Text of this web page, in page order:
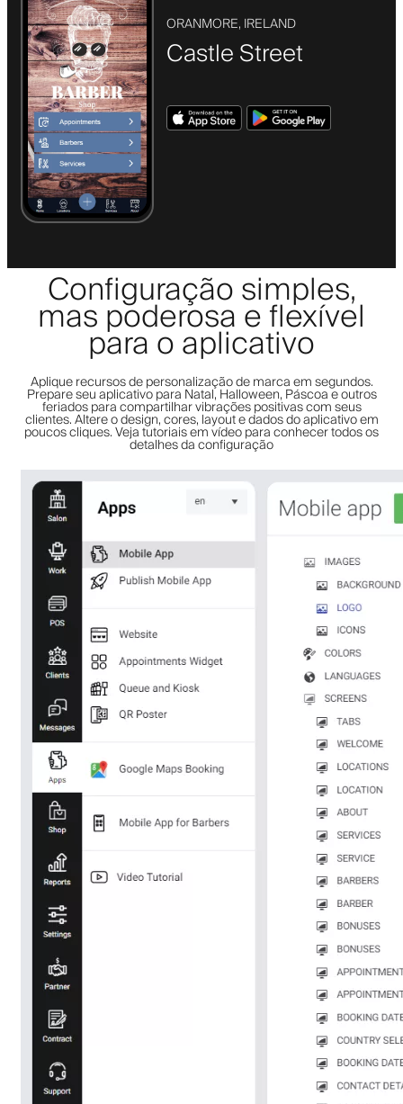
ORANMORE, IRELAND
Castle Street
Configuração simples,
mas poderosa e flexível
para o aplicativo
Aplique recursos de personalização de marca em segundos.
Prepare seu aplicativo para Natal, Halloween, Páscoa e outros
feriados para compartilhar vibrações positivas com seus
clientes. Altere o design, cores, layout e dados do aplicativo em
poucos cliques. Veja tutoriais em vídeo para conhecer todos os
detalhes da configuração